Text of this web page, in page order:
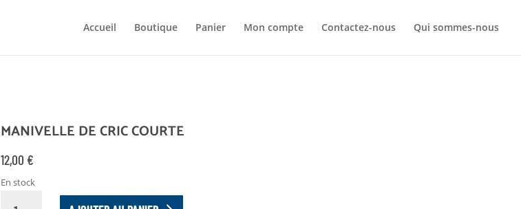
Accueil Boutique Panier Mon compte Contactez-nous Qui sommes-nous
MANIVELLE DE CRIC COURTE
12,00 €
En stock